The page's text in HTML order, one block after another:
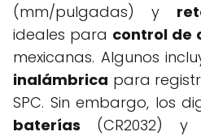
(mm/pulgadas) y
ideales para control de
mexicanas. Algunos
inalámbrica para
SPC. Sin embargo, los
baterías (CR2032)